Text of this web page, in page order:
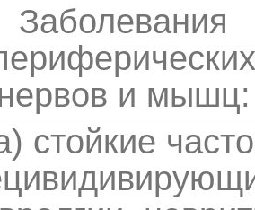
Заболевания
и мышц:
стойкие часто